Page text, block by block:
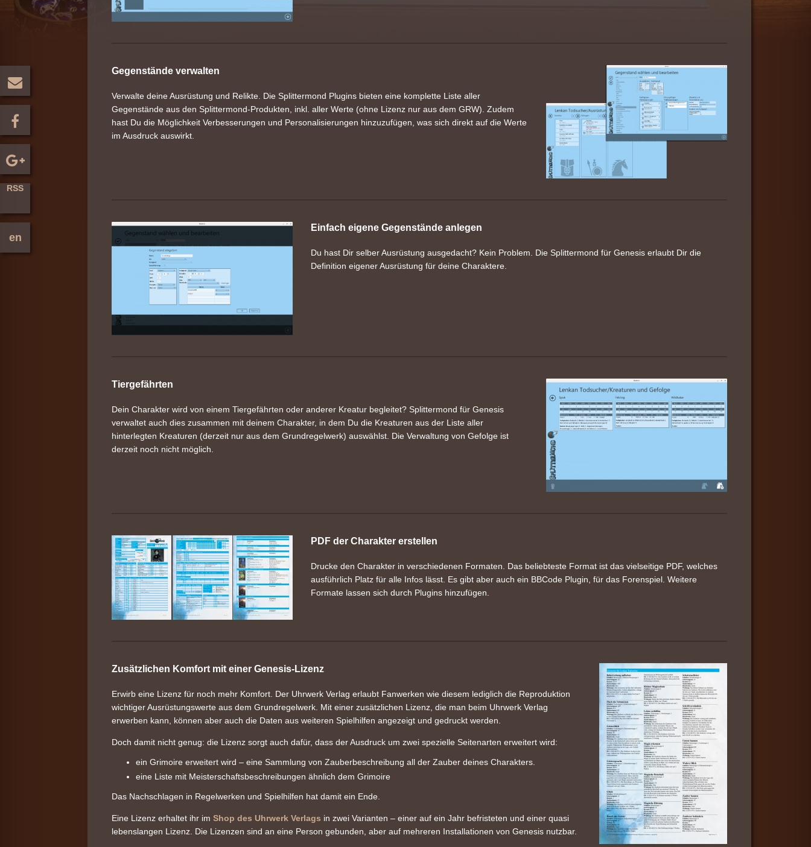
Gegenstände verwalten
Verwalte deine Ausrüstung und Relikte. Die Splittermond Plugins bieten eine komplette Liste aller
Gegenstände aus den Splittermond-Produkten, inkl. aller Werte (ohne Lizenz nur aus dem GRW). Zudem
hast Du die Möglichkeit Verbesserungen und Personalisierungen hinzuzufügen, was sich direkt auf die Werte
im Ausdruck auswirkt.
Einfach eigene Gegenstände anlegen
Du hast Dir selber Ausrüstung ausgedacht? Kein Problem. Die Splittermond für Genesis erlaubt Dir die
Definition eigener Ausrüstung für deine Charaktere.
Tiergefährten
Dein Charakter wird von einem Tiergefährten oder anderer Kreatur begleitet? Splittermond für Genesis
verwaltet auch dies zusammen mit deinem Charakter, in dem Du die Kreaturen aus der Liste aller
hinterlegten Kreaturen (derzeit nur aus dem Grundregelwerk) auswählst. Die Verwaltung von Gefolge ist
derzeit noch nicht möglich.
PDF der Charakter erstellen
Drucke den Charakter in verschiedenen Formaten. Das beliebteste Format ist das vielseitige PDF, welches
ausführlich Platz für alle Infos lässt. Es gibt aber auch ein BBCode Plugin, für das Forenspiel. Weitere
Formate lassen sich durch Plugins hinzufügen.
Zusätzlichen Komfort mit einer Genesis-Lizenz
Erwirb eine Lizenz für noch mehr Komfort. Der Uhrwerk Verlag erlaubt Fanwerken wie diesem lediglich die Reproduktion
wichtiger Ausrüstungswerte aus dem Grundregelwerk. Mit einer zusätzlichen Lizenz, die man beim Uhrwerk Verlag
erwerben kann, können aber auch die Daten aus weiteren Spielhilfen angezeigt und gedruckt werden.
Doch damit nicht genug: die Lizenz sorgt auch dafür, dass der Ausdruck um zwei spezielle Seitenarten erweitert wird:
ein Grimoire erweitert wird – eine Sammlung von Zauberbeschreibung all der Zauber deines Charakters.
eine Liste mit Meisterschaftsbeschreibungen ähnlich dem Grimoire
Das Nachschlagen in Regelwerken und Spielhilfen hat damit ein Ende.
Eine Lizenz erhaltet ihr im Shop des Uhrwerk Verlags in zwei Varianten – einer auf ein Jahr befristeten und einer quasi
lebenslangen Lizenz. Die Lizenzen sind an eine Person gebunden, aber auf mehreren Installationen von Genesis nutzbar.
RSS
en